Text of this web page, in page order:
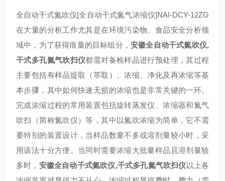
全自动干式氮吹仪[全自动干式氮气浓缩仪]NAI-DCY-12ZG
在大量的分析工作尤其是在环境污染物、食品安全分析领
域中，为了获得痕量的目标组分， 安徽全自动干式氮吹仪,
干式多孔氮气吹扫仪都需对备检样品进行预处理，其过程
主要包括有样品提取（萃取）、浓缩、净化及再浓缩等基
本步骤，其中如何快速无损的浓缩也是非常关键的一环。
完成浓缩过程的常用装置包括旋转蒸发仪、浓缩器和氮气
吹扫（简称氮吹仪）等，其中以氮吹浓缩为简单，它不需
要特别的装置设计，当样品数量不多或溶剂量较小时，采
用该法十分方便。当同时需要浓缩大批量样品且溶剂量较
多时， 安徽全自动干式氮吹仪,干式多孔氮气吹扫仪 以上各